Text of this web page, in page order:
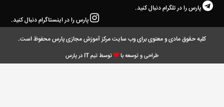
پارس را در تلگرام دنبال کنید.
پارس را در اینستاگرام دنبال کنید.
کلیه حقوق مادی و معنوی برای وب سایت مرکز آموزش مجازی پارس محفوظ است.
طراحی و توسعه با توسط تیم IT در پارس